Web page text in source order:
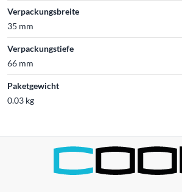
Verpackungsbreite
35 mm
Verpackungstiefe
66 mm
Paketgewicht
0.03 kg